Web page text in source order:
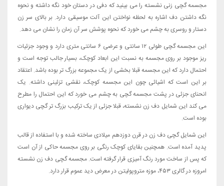
مجسمه گچی زنی نشسته را می بینید که دفی در دستان خود نگه داشته و نحوه
نگه داشتن دف اشاره به لحظه نواختن این آلت موسیقی دارد. بر بالای سر زن
دستار و روسری به چشم می خورد که نحوه پوشش سر آن زمان را نشان می دهد.
این مجسمه گچی طولی ۱۲ سانتی و عرضی ۶ سانتی متری دارد و وجود جزئیات
ریز موجود بر روی مجسمه به نسبت این ابعاد کوچک، بسیار جالب توجه است و
احتمال دارد که این مجسمه قبلا بخشی از یک مجموعه بزرگ تر بوده باشد. اعتقاد
بر این است که اشیائی چون این مجسمه کوچک، نقشی تزئینی داشته. یک
انحنای جزئی در پشت مجسمه گچی به چشم می خورد که این احتمال را مطرح
می کند این شمایل دف زن نشسته، قبلا جزئی از یک ترکیب بزرگ تر گچی دیواری
بوده است.
این شمایل گچی دف زن در قرن دوزدهم میلادی ساخته شده و با استفاده از قالب
پدید آمده است. همچنین بقایای کوچک رنگی بر روی مجسمه حاکی از آن است
که پس از ساخت مورد رنگ آمیزی قرار گرفته است. مجسمه گچی دف زن نشسته
امروزه در گالری ۴۵۳، موزه متروپولیتن در معرض دید عموم قرار دارد.